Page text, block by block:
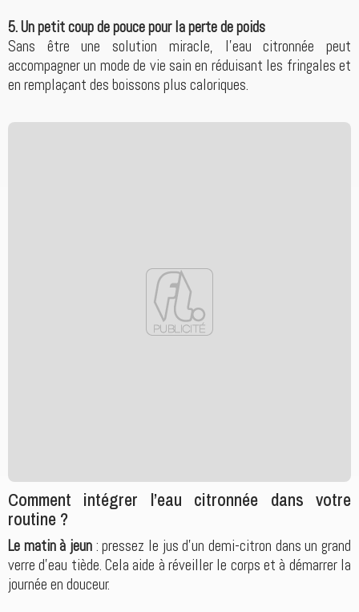
5. Un petit coup de pouce pour la perte de poids
Sans être une solution miracle, l’eau citronnée peut
accompagner un mode de vie sain en réduisant les fringales et
en remplaçant des boissons plus caloriques.
Comment intégrer l’eau citronnée dans votre
routine ?
Le matin à jeun : pressez le jus d’un demi-citron dans un grand
verre d’eau tiède. Cela aide à réveiller le corps et à démarrer la
journée en douceur.